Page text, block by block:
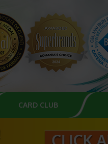
CARD CLUB